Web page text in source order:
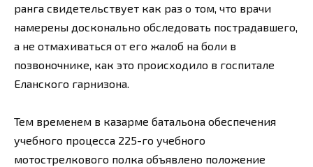
ранга свидетельствует как раз о том, что врачи
намерены досконально обследовать пострадавшего,
а не отмахиваться от его жалоб на боли в
позвоночнике, как это происходило в госпитале
Еланского гарнизона.
Тем временем в казарме батальона обеспечения
учебного процесса 225-го учебного
мотострелкового полка объявлено положение